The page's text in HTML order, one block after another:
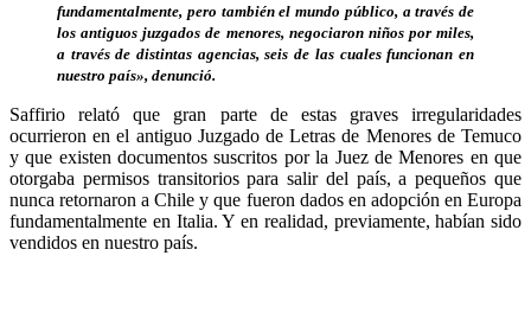
fundamentalmente, pero también el mundo público, a través de
los antiguos juzgados de menores, negociaron niños por miles,
a través de distintas agencias, seis de las cuales funcionan en
nuestro país», denunció.
Saffirio relató que gran parte de estas graves irregularidades
ocurrieron en el antiguo Juzgado de Letras de Menores de Temuco
y que existen documentos suscritos por la Juez de Menores en que
otorgaba permisos transitorios para salir del país, a pequeños que
nunca retornaron a Chile y que fueron dados en adopción en Europa
fundamentalmente en Italia. Y en realidad, previamente, habían sido
vendidos en nuestro país.